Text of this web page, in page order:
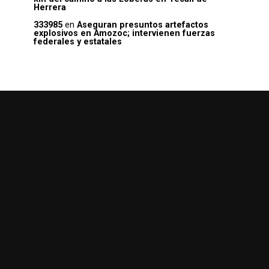
Herrera
333985 en Aseguran presuntos artefactos
explosivos en Amozoc; intervienen fuerzas
federales y estatales